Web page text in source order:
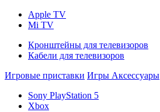
Apple TV
Mi TV
Кронштейны для телевизоров
Кабели для телевизоров
Игровые приставки Игры Аксессуары
Sony PlayStation 5
Xbox